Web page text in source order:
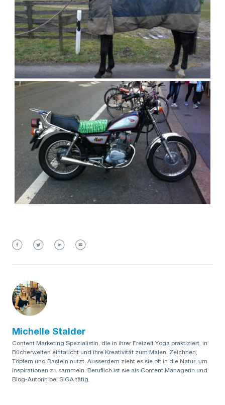
Michelle Stalder
Content Marketing Spezialistin, die in ihrer Freizeit Yoga praktiziert, in
Bücherwelten eintaucht und ihre Kreativität zum Malen, Zeichnen,
Töpfern und Basteln nutzt. Ausserdem zieht es sie oft in die Natur, um
Inspirationen zu sammeln. Beruflich ist sie als Content Managerin und
Blog-Autorin bei SIGA tätig.